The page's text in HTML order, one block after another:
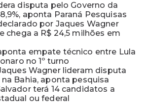
disputa pelo Governo da
aponta Paraná Pesquisas
por Jaques Wagner
chega a R$ 24,5 milhões em
empate técnico entre Lula
no 1º turno
Wagner lideram disputa
Bahia, aponta pesquisa
terá 14 candidatos a
ou federal